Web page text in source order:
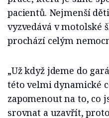
pacientů. Nejmenší
vyzvedává v motolské
prochází celým
„Už když jdeme do
této velmi dynamické
zapomenout na to, co
srovnat a uzavřít,